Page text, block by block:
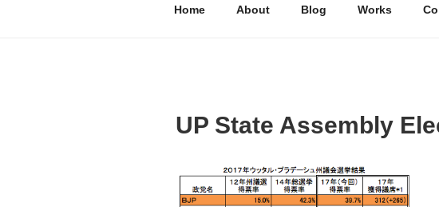
Home About Blog Works
UP State Assembly